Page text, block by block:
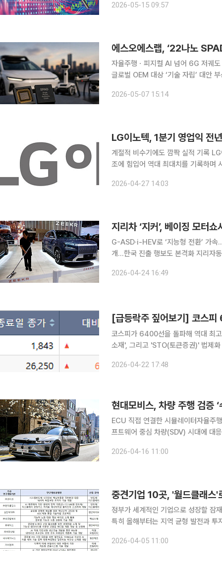
메카닉스는 전일 대비 790원
2026-05-15 09:57
자율주행ㆍ피지컬 AI 넘어 6G 저궤
글로벌 OEM 대상 ‘기술 자립’ 대안 부상 국내 라이다(LiDAR) 선도기업 에스오에스랩이 22
수했다. 기존 자율주행 시장을 넘
2026-05-07 15:14
LG이노텍, 1분기 영업익 전
계절적 비수기에도 깜짝 실적 기록 LG이노텍이 올해 1분기 카메라 모듈 수요와 반도체 기판 사업 호
조에 힘입어 역대 최대치를 기록하며
1분기 잠정 실적 발표를 통해 매출 5
2026-04-27 14:03
G-ASD·i-HEV로 ‘지능형 전환’ 가
개…한국 진출 행보도 본격화 지리자동차그룹 산하 프리미엄 전기차 브랜드 지커(Zeekr)가 24일
모빌리티 전략과 함께 신차 및 핵심
2026-04-24 16:49
코스피가 6400선을 돌파해 역대 최
소재', 그리고 'STO(토큰증권)' 법제화 모
2만6250원을 기록했다. 유럽 연합
2026-04-22 17:48
현대모비스, 차량 주행 검증
ECU 직접 연결한 시뮬레이터자율주행 핵심 센서 및
프트웨어 중심 차량(SDV) 시대에 대
에 나섰다. 16일 현대모비스는
2026-04-16 11:00
중견기업 10곳, '월드클래
정부가 세계적인 기업으로 성장할 잠
특히 올해부터는 지역 균형 발전과 투
는다. 산업통상부는 중견기업의 기
2026-04-05 11:00